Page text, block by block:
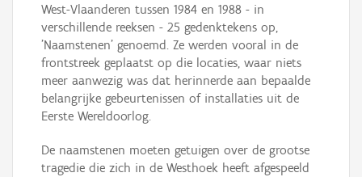
West-Vlaanderen tussen 1984 en 1988 - in
verschillende reeksen - 25 gedenktekens op,
'Naamstenen' genoemd. Ze werden vooral in de
frontstreek geplaatst op die locaties, waar niets
meer aanwezig was dat herinnerde aan bepaalde
belangrijke gebeurtenissen of installaties uit de
Eerste Wereldoorlog.
De naamstenen moeten getuigen over de grootse
tragedie die zich in de Westhoek heeft afgespeeld